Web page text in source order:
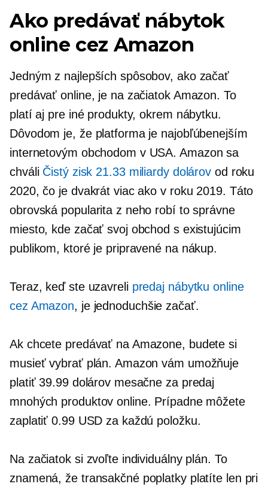
Ako predávať nábytok
online cez Amazon
Jedným z najlepších spôsobov, ako začať
predávať online, je na začiatok Amazon. To
platí aj pre iné produkty, okrem nábytku.
Dôvodom je, že platforma je najobľúbenejším
internetovým obchodom v USA. Amazon sa
chváli Čistý zisk 21.33 miliardy dolárov od roku
2020, čo je dvakrát viac ako v roku 2019. Táto
obrovská popularita z neho robí to správne
miesto, kde začať svoj obchod s existujúcim
publikom, ktoré je pripravené na nákup.
Teraz, keď ste uzavreli predaj nábytku online
cez Amazon, je jednoduchšie začať.
Ak chcete predávať na Amazone, budete si
musieť vybrať plán. Amazon vám umožňuje
platiť 39.99 dolárov mesačne za predaj
mnohých produktov online. Prípadne môžete
zaplatiť 0.99 USD za každú položku.
Na začiatok si zvoľte individuálny plán. To
znamená, že transakčné poplatky platíte len pri